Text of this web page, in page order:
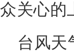
众关心的
台风天